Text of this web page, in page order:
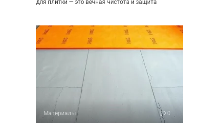
для плитки — это вечная чистота и защита
Материалы 0